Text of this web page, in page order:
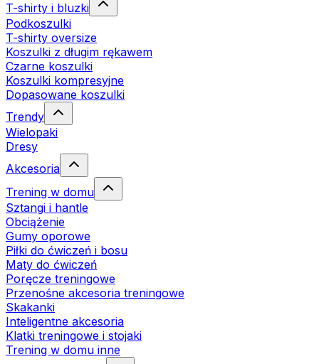
T-shirty i bluzki
Podkoszulki
T-shirty oversize
Koszulki z długim rękawem
Czarne koszulki
Koszulki kompresyjne
Dopasowane koszulki
Trendy
Wielopaki
Dresy
Akcesoria
Trening w domu
Sztangi i hantle
Obciążenie
Gumy oporowe
Piłki do ćwiczeń i bosu
Maty do ćwiczeń
Poręcze treningowe
Przenośne akcesoria treningowe
Skakanki
Inteligentne akcesoria
Klatki treningowe i stojaki
Trening w domu inne